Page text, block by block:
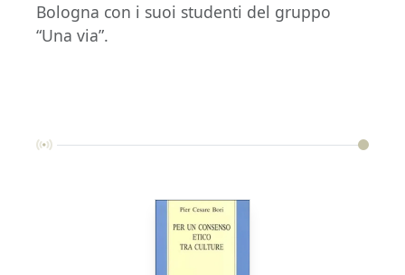
Bologna con i suoi studenti del gruppo
“Una via”.